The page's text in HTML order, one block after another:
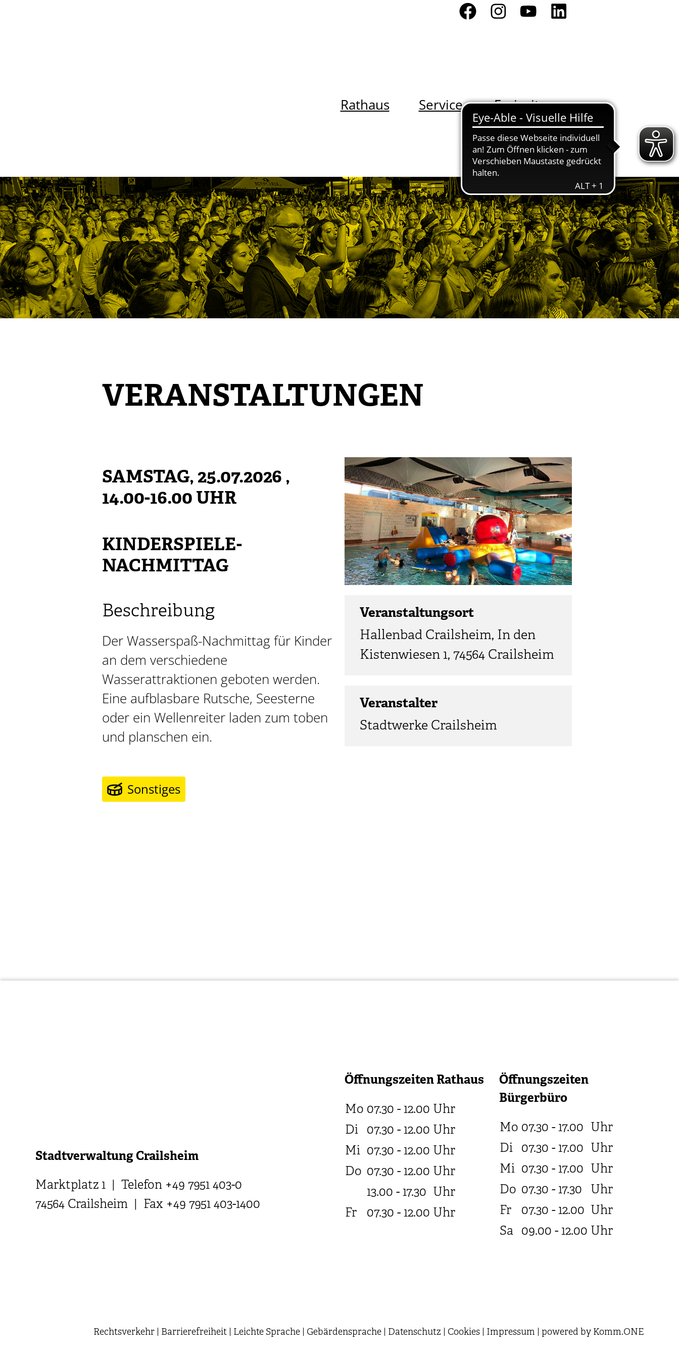
Rathaus Service Freizeit
VERANSTALTUNGEN
SAMSTAG, 25.07.2026 ,
14.00-16.00 UHR
KINDERSPIELE-
NACHMITTAG
Beschreibung
Der Wasserspaß-Nachmittag für Kinder
an dem verschiedene
Wasserattraktionen geboten werden.
Eine aufblasbare Rutsche, Seesterne
oder ein Wellenreiter laden zum toben
und planschen ein.
Sonstiges
Veranstaltungsort
Hallenbad Crailsheim, In den
Kistenwiesen 1, 74564 Crailsheim
Veranstalter
Stadtwerke Crailsheim
Stadtverwaltung Crailsheim
Marktplatz 1 | Telefon +49 7951 403-0
74564 Crailsheim | Fax +49 7951 403-1400
Öffnungszeiten Rathaus
Mo 07.30 - 12.00 Uhr
Di 07.30 - 12.00 Uhr
Mi 07.30 - 12.00 Uhr
Do 07.30 - 12.00 Uhr
13.00 - 17.30 Uhr
Fr
07.30 - 12.00 Uhr
Öffnungszeiten
Bürgerbüro
Mo 07.30 - 17.00 Uhr
Di 07.30 - 17.00 Uhr
Mi 07.30 - 17.00 Uhr
Do 07.30 - 17.30
Uhr
Fr
07.30 - 12.00 Uhr
Sa 09.00 - 12.00 Uhr
Rechtsverkehr Barrierefreiheit Leichte Sprache Gebärdensprache Datenschutz Cookies Impressum powered by Komm.ONE